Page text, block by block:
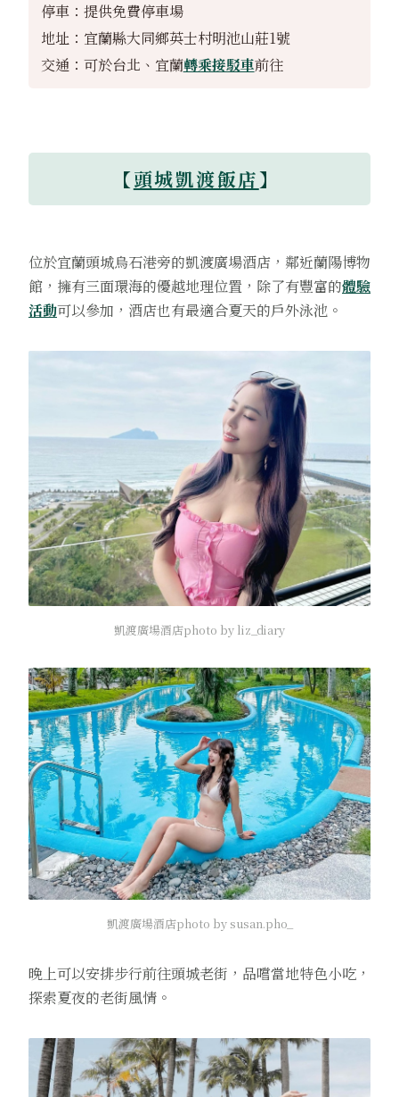
停車：提供免費停車場
地址：宜蘭縣大同鄉英士村明池山莊1號
交通：可於台北、宜蘭轉乘接駁車前往
【頭城凱渡飯店】
位於宜蘭頭城烏石港旁的凱渡廣場酒店，鄰近蘭陽博物
館，擁有三面環海的優越地理位置，除了有豐富的體驗
活動可以參加，酒店也有最適合夏天的戶外泳池。
凱渡廣場酒店photo by liz_diary
凱渡廣場酒店photo by susan.pho_
晚上可以安排步行前往頭城老街，品嚐當地特色小吃，
探索夏夜的老街風情。